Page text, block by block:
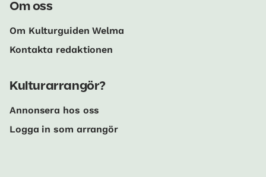
Om oss
Om Kulturguiden Welma
Kontakta redaktionen
Kulturarrangör?
Annonsera hos oss
Logga in som arrangör